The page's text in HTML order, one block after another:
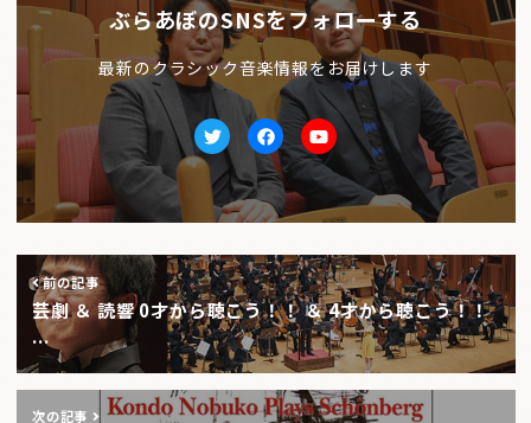
ぶらあぼのSNSをフォローする
最新のクラシック音楽情報をお届けします
TwitterfacebookYoutube
前の記事
芸劇 ＆ 読響 0才から聴こう！！ ＆ 4才から聴こう！！
…
次の記事